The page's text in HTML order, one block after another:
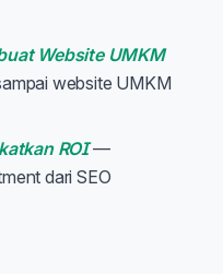
Website UMKM
website UMKM
ROI—
dari SEO